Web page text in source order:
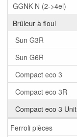
GGNK N (2->4el)
Brûleur à fioul
Sun G3R
Sun G6R
Compact eco 3
Compact eco 3R
Compact eco 3 Unit
Ferroli pièces